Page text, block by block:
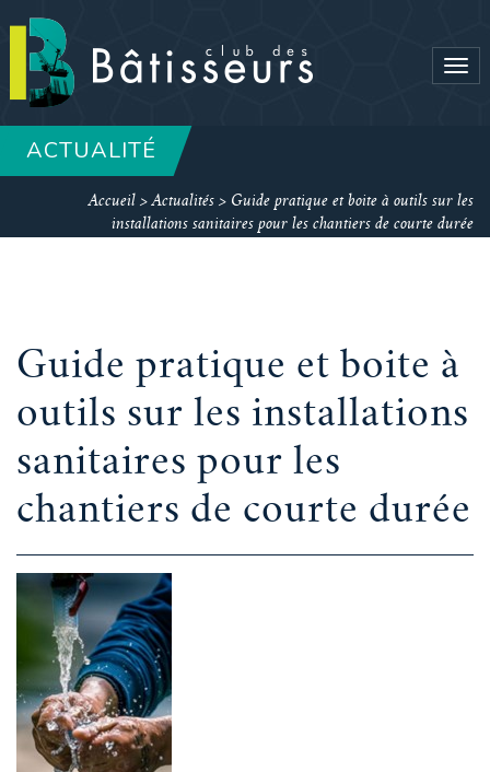
ACTUALITÉ
Accueil >Actualités > Guide pratique et boite à outils sur les
installations sanitaires pour les chantiers de courte durée
Guide pratique et boite à
outils sur les installations
sanitaires pour les
chantiers de courte durée